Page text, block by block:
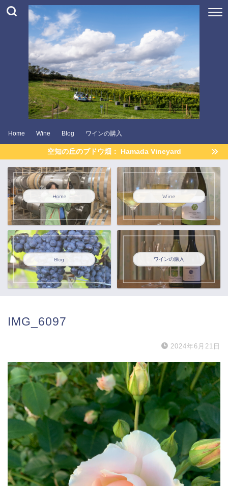
Home Wine Blog ワインの購入
空知の丘のブドウ畑： Hamada Vineyard
Home Wine
Blog ワインの購入
IMG_6097
2024年6月21日